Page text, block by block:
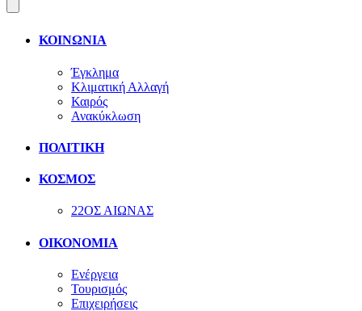
ΚΟΙΝΩΝΙΑ
Έγκλημα
Κλιματική Αλλαγή
Καιρός
Ανακύκλωση
ΠΟΛΙΤΙΚΗ
ΚΟΣΜΟΣ
22ΟΣ ΑΙΩΝΑΣ
ΟΙΚΟΝΟΜΙΑ
Ενέργεια
Τουρισμός
Επιχειρήσεις